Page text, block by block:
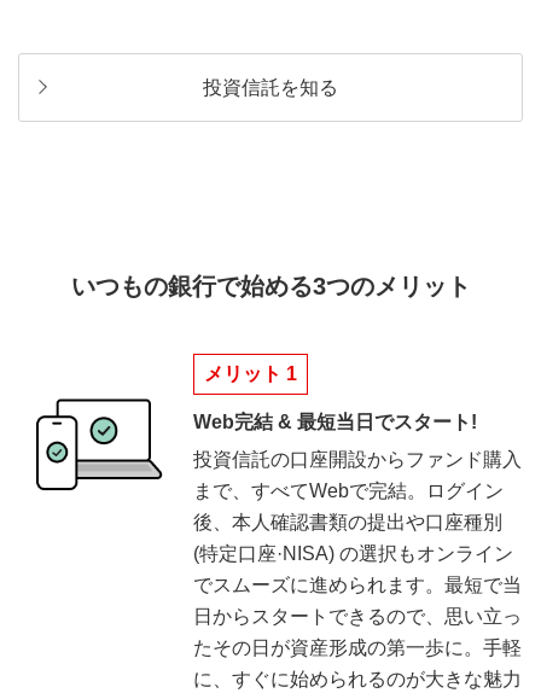
投資信託を知る
いつもの銀行で始める3つのメリット
メリット 1
Web完結 & 最短当日でスタート!
投資信託の口座開設からファンド購入
まで、すべてWebで完結。ログイン
後、本人確認書類の提出や口座種別
(特定口座·NISA) の選択もオンライン
でスムーズに進められます。最短で当
日からスタートできるので、思い立っ
たその日が資産形成の第一歩に。手軽
に、すぐに始められるのが大きな魅力